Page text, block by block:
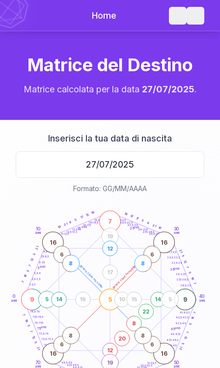
Home
Matrice del Destino
Matrice calcolata per la data 27/07/2025.
Inserisci la tua data di nascita
Formato: GG/MM/AAAA
generazione maschile generazione femminile
0
anni
10
anni
30
anni
40
anni
50
anni
70
anni
1-2,5
2,5-3,5
3,5-4
6-7,5
7,5-8,5
8,5-9
11-12,5
12,5-13,5
13,5-14
16-17,5
17,5-18,5
18,5-19
21-22,5
22,5-23,5
23,5-24
26-27,5
27,5-28,5
28,5-29
31-32,5
32,5-33,5
33,5-34
36-37,5
37,5-38,5
38,5-39
41-42,5
42,5-43,5
43,5-44
46-47,5
47,5-48,5
48,5-49
51-52,5
52,5-53,5
67,5-68,5
68,5-69
71-72,5
72,5-73,5
73,5-74
76-77,5
77,5-78,5
78,5-79
7
16
5
7
12
5
21
10
21 8
5
17
12 19 19
12
17
5
8
21
10
21
5
12
7
5
16
7
7
16
5
7
12
5
21
21
5
12
7
5
16
7
9
7
9
5
16 16
16 16
12
20
8
22
14
5
19
5
19
14
12
10 15
19
17
6
8
6
8
6
8
6
8
5anni
15 anni 25anni
35anni
45anni
75anni